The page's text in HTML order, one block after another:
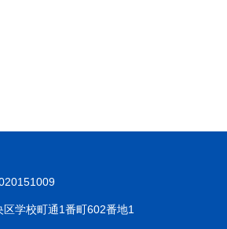
区学校町通1番町602番地1